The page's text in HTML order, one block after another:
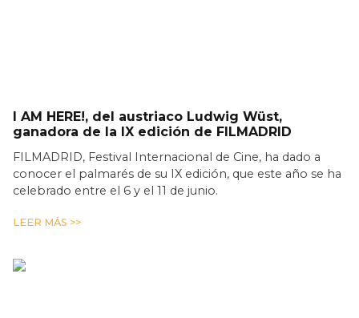
I AM HERE!, del austriaco Ludwig Wüst,
ganadora de la IX edición de FILMADRID
FILMADRID, Festival Internacional de Cine, ha dado a
conocer el palmarés de su IX edición, que este año se ha
celebrado entre el 6 y el 11 de junio.
LEER MÁS >>